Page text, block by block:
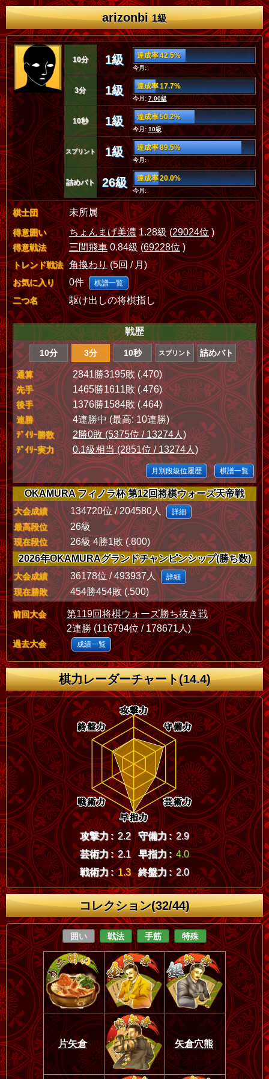
arizonbi1級
10分 1級 達成率 42.5%
今月:
3分 1級 達成率 17.7%
今月:7.00級
10秒 1級 達成率 50.2%
今月: 10級
スプリント 1級 達成率 89.5%
今月:
詰めバト 26級 達成率 20.0%
今月:
棋士団 未所属
得意囲い ちょんまげ美濃1.28級 (29024位)
得意戦法 三間飛車0.84級 (69228位)
トレンド戦法 角換わり(5回 / 月)
お気に入り 0件 棋譜一覧
二つ名 駆け出しの将棋指し
戦歴
10分 3分 10秒 スプリント 詰めバト
通算 2841勝3195敗 (.470)
先手 1465勝1611敗 (.476)
後手 1376勝1584敗 (.464)
連勝 4連勝中 (最高: 10連勝)
ﾃﾞｲﾘｰ勝数 2勝0敗 (5375位 / 13274人)
ﾃﾞｲﾘｰ実力 0.1級相当 (2851位 / 13274人)
月別段級位履歴 棋譜一覧
OKAMURA フィノラ杯 第12回将棋ウォーズ天帝戦
大会成績 134720位 / 204580人 詳細
最高段位 26級
現在段位
26級 4勝1敗 (.800)
2026年OKAMURAグランドチャンピンシップ(勝ち数)
大会成績 36178位 / 493937人 詳細
現在勝敗 454勝454敗 (.500)
前回大会
第119回将棋ウォーズ勝ち抜き戦
2連勝 (116794位 / 178671人)
過去大会 成績一覧
棋力レーダーチャート(14.4)
攻撃力 : 2.2 守備力 : 2.9
芸術力 : 2.1 早指力 : 4.0
戦術力 : 1.3 終盤力 : 2.0
コレクション(32/44)
囲い 戦法 手筋 特殊
片矢倉 矢倉穴熊